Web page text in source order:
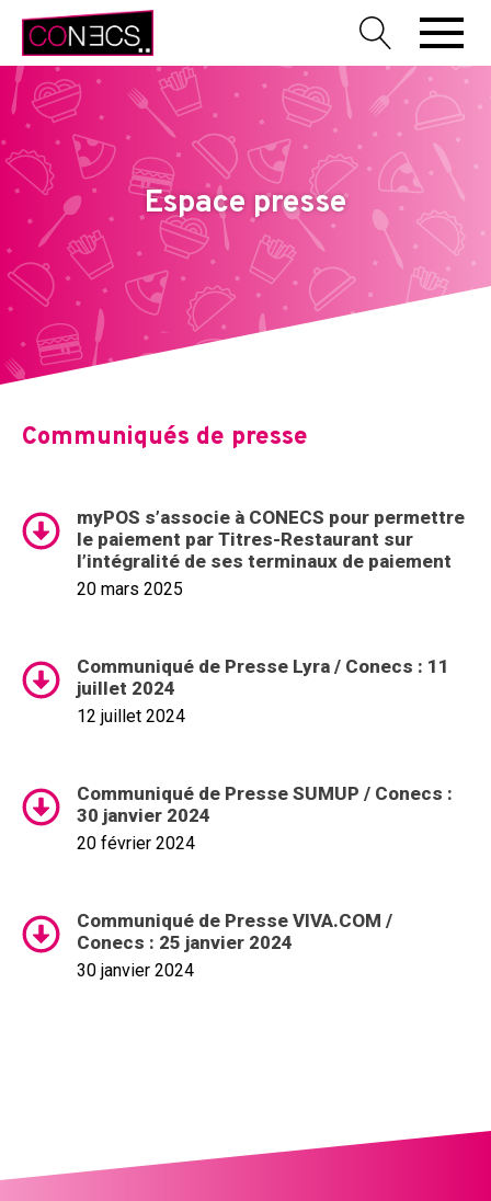
Espace presse
Communiqués de presse
myPOS s’associe à CONECS pour permettre
le paiement par Titres-Restaurant sur
l’intégralité de ses terminaux de paiement
20 mars 2025
Communiqué de Presse Lyra / Conecs : 11
juillet 2024
12 juillet 2024
Communiqué de Presse SUMUP / Conecs :
30 janvier 2024
20 février 2024
Communiqué de Presse VIVA.COM /
Conecs : 25 janvier 2024
30 janvier 2024